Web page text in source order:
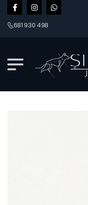
681 930 498